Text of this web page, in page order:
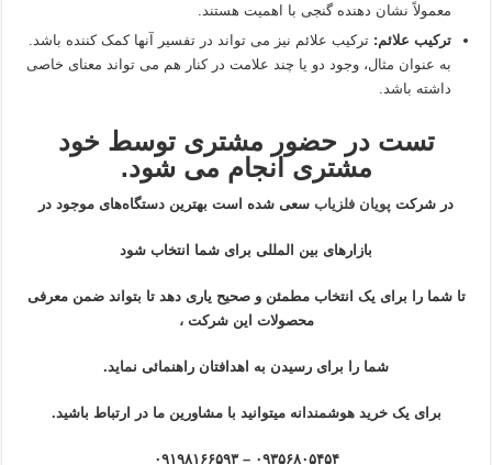
معمولاً نشان دهنده گنجی با اهمیت هستند.
ترکیب علائم: ترکیب علائم نیز می تواند در تفسیر آنها کمک کننده باشد.
به عنوان مثال، وجود دو یا چند علامت در کنار هم می تواند معنای خاصی
داشته باشد.
تست در حضور مشتری توسط خود
مشتری انجام می شود.
در شرکت پویان فلزیاب سعی شده است بهترین دستگاه‌های موجود در
بازار‌های بین المللی برای شما انتخاب شود
تا شما را برای یک انتخاب مطمئن و صحیح یاری دهد تا بتواند ضمن معرفی
محصولات این شرکت ،
شما را برای رسیدن به اهدافتان راهنمائی نماید.
برای یک خرید هوشمندانه میتوانید با مشاورین ما در ارتباط باشید.
۰۹۳۵۶۸۰۵۴۵۴ – ۰۹۱۹۸۱۶۶۵۹۳